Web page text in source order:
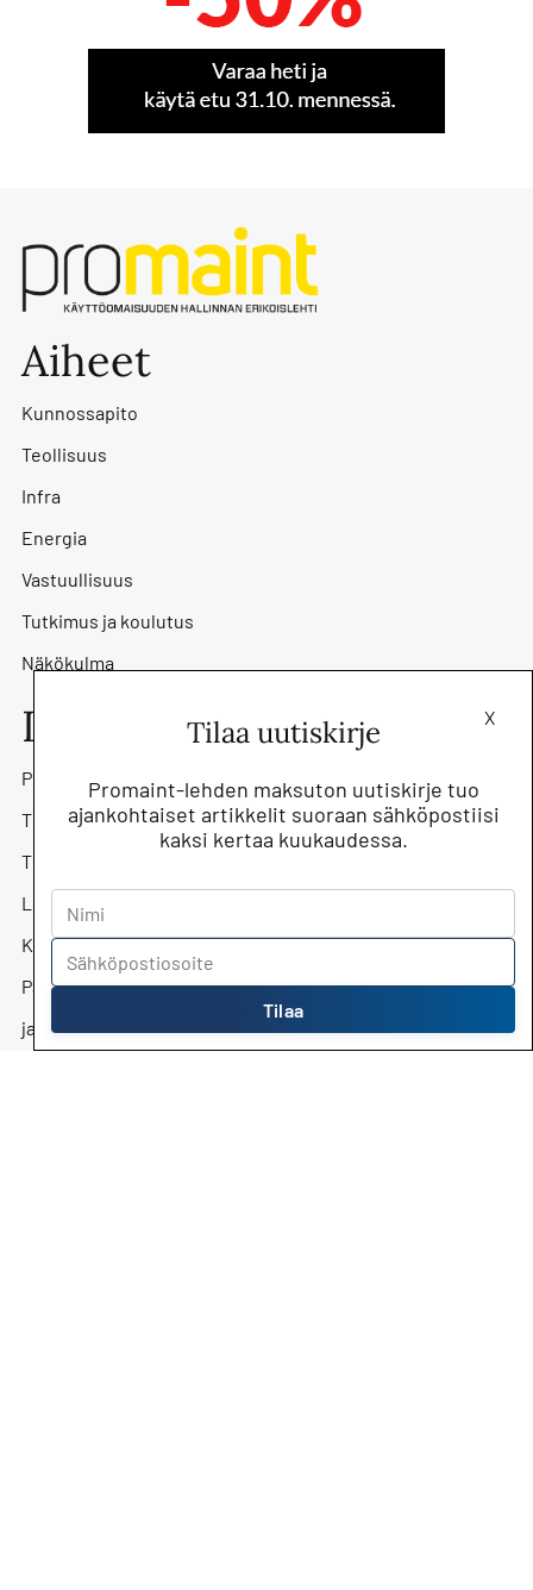
Aiheet
Kunnossapito
Teollisuus
Infra
Energia
Vastuullisuus
Tutkimus ja koulutus
Näkökulma
Lehti
Promaint-lehti
Tilaa lehti
Tilaa uutiskirje
Lehtiarkisto
Kunnossapitoyhdistys Promaint ry
Päätoimittaja Jari Kostiainen
jari.kostiainen@kunnossapito.fi
X
Tilaa uutiskirje
Promaint-lehden maksuton uutiskirje tuo
ajankohtaiset artikkelit suoraan sähköpostiisi
kaksi kertaa kuukaudessa.
Tilaa